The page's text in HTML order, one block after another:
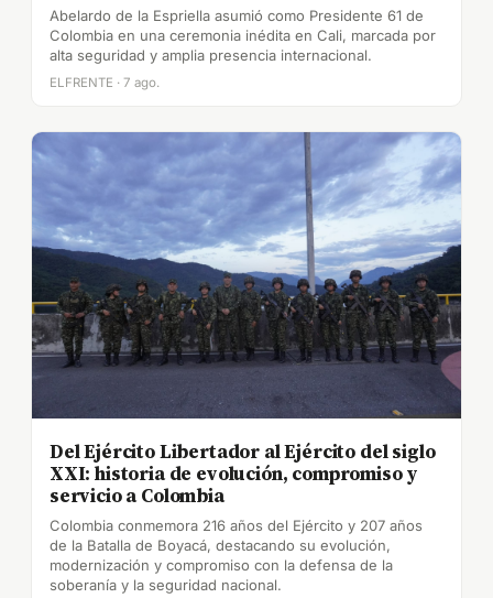
Abelardo de la Espriella asumió como Presidente 61 de
Colombia en una ceremonia inédita en Cali, marcada por
alta seguridad y amplia presencia internacional.
ELFRENTE · 7 ago.
Del Ejército Libertador al Ejército del siglo
XXI: historia de evolución, compromiso y
servicio a Colombia
Colombia conmemora 216 años del Ejército y 207 años
de la Batalla de Boyacá, destacando su evolución,
modernización y compromiso con la defensa de la
soberanía y la seguridad nacional.